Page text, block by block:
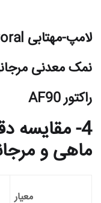
لامپ-مهتابی T5 AquaBlue Coral
نمک معدنی
راکتور AF90
4- مقایسه
ماهی و
معیار